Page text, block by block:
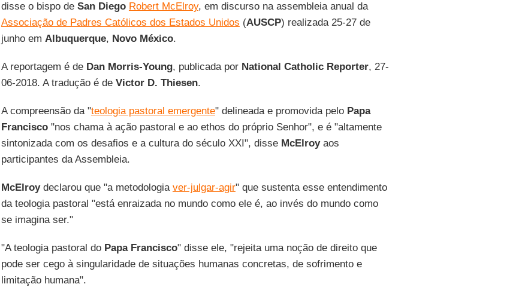
disse o bispo de San Diego Robert McElroy, em discurso na assembleia anual da
Associação de Padres Católicos dos Estados Unidos (AUSCP) realizada 25-27 de
junho em Albuquerque, Novo México.
A reportagem é de Dan Morris-Young, publicada por National Catholic Reporter, 27-
06-2018. A tradução é de Victor D. Thiesen.
A compreensão da "teologia pastoral emergente" delineada e promovida pelo Papa
Francisco"nos chama à ação pastoral e ao ethos do próprio Senhor", e é "altamente
sintonizada com os desafios e a cultura do século XXI", disse McElroyaos
participantes da Assembleia.
McElroydeclarou que "a metodologia ver-julgar-agir" que sustenta esse entendimento
da teologia pastoral "está enraizada no mundo como ele é, ao invés do mundo como
se imagina ser."
"A teologia pastoral do Papa Francisco" disse ele, "rejeita uma noção de direito que
pode ser cego à singularidade de situações humanas concretas, de sofrimento e
limitação humana".